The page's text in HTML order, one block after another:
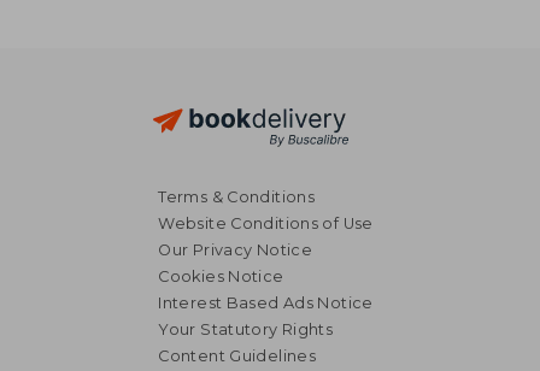
Terms & Conditions
Website Conditions of Use
Our Privacy Notice
Cookies Notice
Interest Based Ads Notice
Your Statutory Rights
Content Guidelines